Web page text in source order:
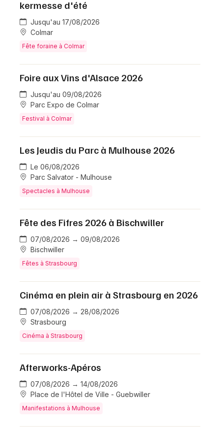
kermesse d'été
Jusqu'au 17/08/2026
Colmar
Fête foraine à Colmar
Foire aux Vins d'Alsace 2026
Jusqu'au 09/08/2026
Parc Expo de Colmar
Festival à Colmar
Les Jeudis du Parc à Mulhouse 2026
Le 06/08/2026
Parc Salvator - Mulhouse
Spectacles à Mulhouse
Fête des Fifres 2026 à Bischwiller
07/08/2026 → 09/08/2026
Bischwiller
Fêtes à Strasbourg
Cinéma en plein air à Strasbourg en 2026
07/08/2026 → 28/08/2026
Strasbourg
Cinéma à Strasbourg
Afterworks-Apéros
07/08/2026 → 14/08/2026
Place de l'Hôtel de Ville - Guebwiller
Manifestations à Mulhouse